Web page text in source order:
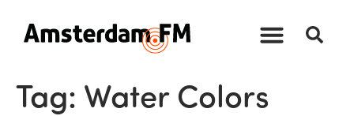
Tag: Water Colors